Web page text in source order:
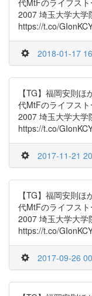
代MtFのライフス
2007 埼玉大学大学
https://t.co/
2018-01-17
【TG】福岡安則
代MtFのライフス
2007 埼玉大学大学
https://t.co/
2017-11-21
【TG】福岡安則
代MtFのライフス
2007 埼玉大学大学
https://t.co/
2017-09-26